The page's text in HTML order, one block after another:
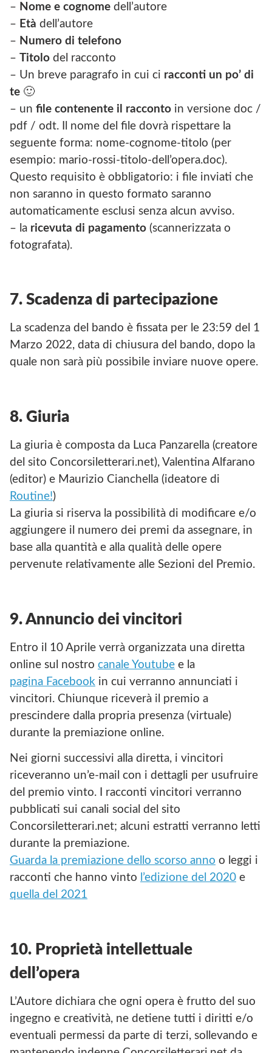
– Nome e cognome dell’autore
– Età dell’autore
– Numero di telefono
– Titolo del racconto
– Un breve paragrafo in cui ci racconti un po’ di
te 🙂
– un file contenente il racconto in versione doc /
pdf / odt. Il nome del file dovrà rispettare la
seguente forma: nome-cognome-titolo (per
esempio: mario-rossi-titolo-dell’opera.doc).
Questo requisito è obbligatorio: i file inviati che
non saranno in questo formato saranno
automaticamente esclusi senza alcun avviso.
– la ricevuta di pagamento (scannerizzata o
fotografata).
7. Scadenza di partecipazione
La scadenza del bando è fissata per le 23:59 del 1
Marzo 2022, data di chiusura del bando, dopo la
quale non sarà più possibile inviare nuove opere.
8. Giuria
La giuria è composta da Luca Panzarella (creatore
del sito Concorsiletterari.net), Valentina Alfarano
(editor) e Maurizio Cianchella (ideatore di
Routine!)
La giuria si riserva la possibilità di modificare e/o
aggiungere il numero dei premi da assegnare, in
base alla quantità e alla qualità delle opere
pervenute relativamente alle Sezioni del Premio.
9. Annuncio dei vincitori
Entro il 10 Aprile verrà organizzata una diretta
online sul nostro canale Youtube e la
pagina Facebook in cui verranno annunciati i
vincitori. Chiunque riceverà il premio a
prescindere dalla propria presenza (virtuale)
durante la premiazione online.
Nei giorni successivi alla diretta, i vincitori
riceveranno un’e-mail con i dettagli per usufruire
del premio vinto. I racconti vincitori verranno
pubblicati sui canali social del sito
Concorsiletterari.net; alcuni estratti verranno letti
durante la premiazione.
Guarda la premiazione dello scorso anno o leggi i
racconti che hanno vinto l’edizione del 2020 e
quella del 2021
10. Proprietà intellettuale
dell’opera
L’Autore dichiara che ogni opera è frutto del suo
ingegno e creatività, ne detiene tutti i diritti e/o
eventuali permessi da parte di terzi, sollevando e